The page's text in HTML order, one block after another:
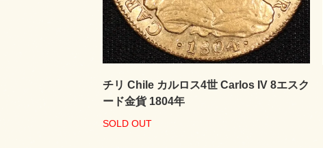
チリ Chile カルロス4世 Carlos IV 8エスク
ード金貨 1804年
SOLD OUT